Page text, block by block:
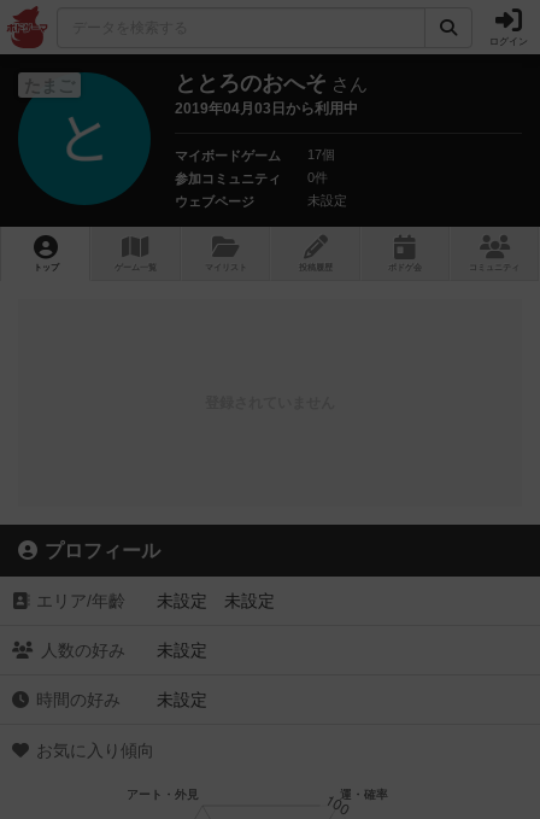
ログイン
たまご ととろのおへそ さん
2019年04月03日から利用中
マイボードゲーム
17個
参加コミュニティ
0件
ウェブページ
未設定
トップ ゲーム一覧 マイリスト 投稿履歴 ボ ドゲ コミュニティ
プロフィール
エリア/年齡 未設定 未設定
人数の好み 未設定
時間の好み 未設定
お気に入り傾向